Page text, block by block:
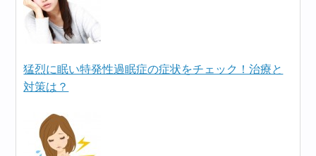
猛烈に眠い特発性過眠症の症状をチェック！治療と
対策は？